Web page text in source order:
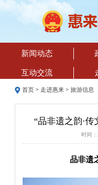
新闻动态
互动交流
首页 > 走进惠来 > 旅游信息
“品非遗之韵·
时间
品非遗